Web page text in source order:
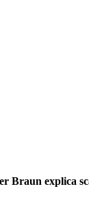
Braun explica